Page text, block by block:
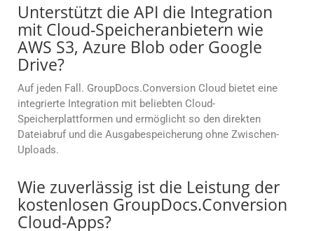
Unterstützt die API die Integration
mit Cloud-Speicheranbietern wie
AWS S3, Azure Blob oder Google
Drive?
Auf jeden Fall. GroupDocs.Conversion Cloud bietet eine
integrierte Integration mit beliebten Cloud-
Speicherplattformen und ermöglicht so den direkten
Dateiabruf und die Ausgabespeicherung ohne Zwischen-
Uploads.
Wie zuverlässig ist die Leistung der
kostenlosen GroupDocs.Conversion
Cloud-Apps?